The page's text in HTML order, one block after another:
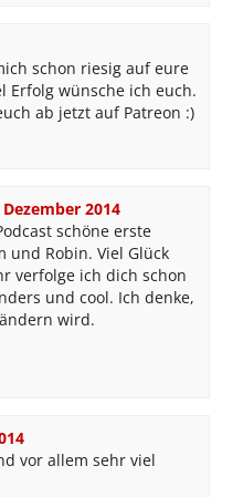
schon riesig auf eure
Erfolg wünsche ich euch.
ab jetzt auf Patreon :)
Dezember 2014
schöne erste
und Robin. Viel Glück
verfolge ich dich schon
und cool. Ich denke,
wird.
vor allem sehr viel